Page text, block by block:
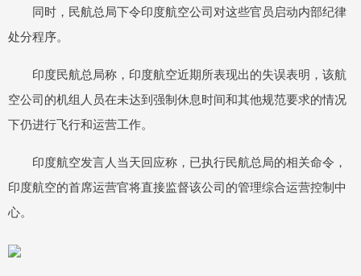
同时，民航总局下令印度航空公司对这些官员启动内部纪律
处分程序。
印度民航总局称，印度航空近期所表现出的失误表明，该航
空公司的机组人员在未达到强制休息时间和其他规范要求的情况
下仍进行飞行和运营工作。
印度航空发言人当天回应称，已执行民航总局的相关命令，
印度航空的首席运营官将直接监督该公司的管理综合运营控制中
心。